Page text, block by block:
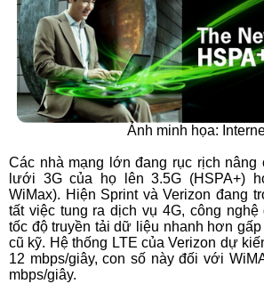
Ảnh minh họa:
Các nhà mạng lớn đang rục rịch nâng
lưới 3G của họ lên 3.5G (HSPA+)
WiMax). Hiện Sprint và Verizon đang
tất việc tung ra dịch vụ 4G, công
tốc độ truyền tải dữ liệu nhanh hơn
cũ kỹ. Hệ thống LTE của Verizon dự
12 mbps/giây, con số này đối với
mbps/giây.